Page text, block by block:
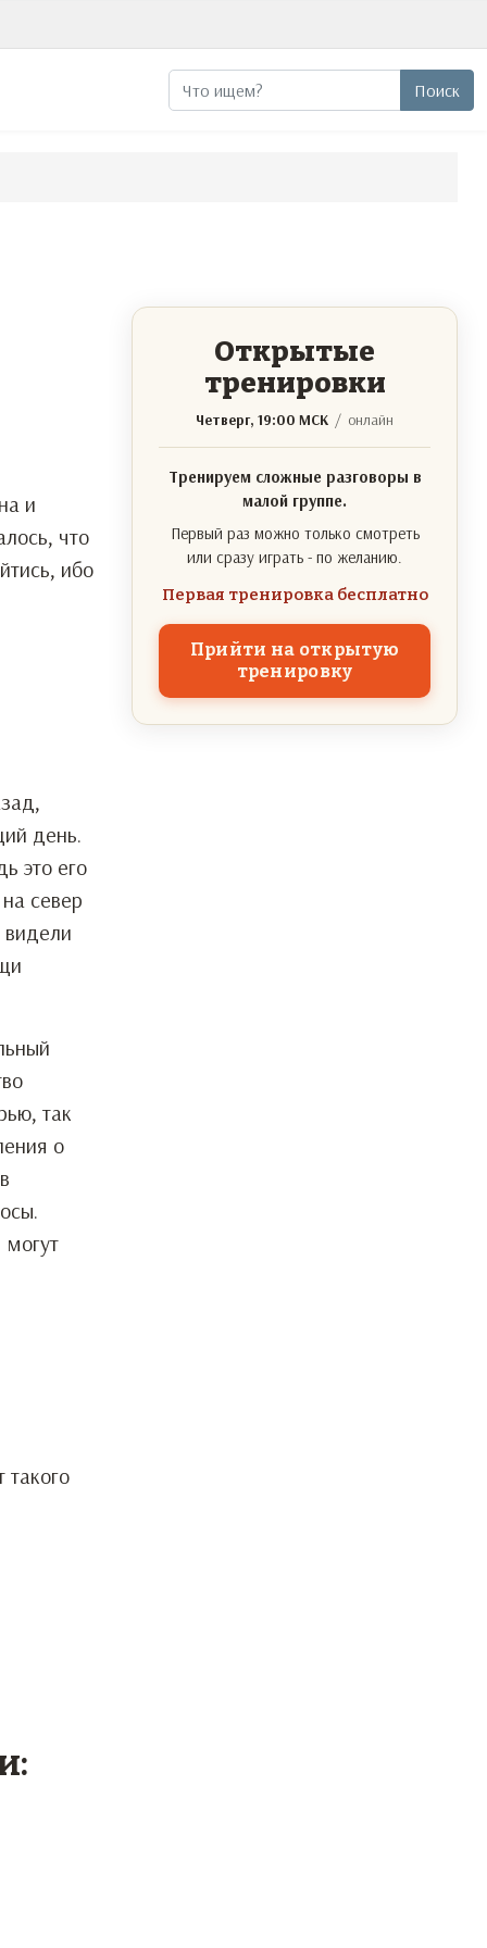
Поиск Поиск
и
что
ибо
день.
это его
север
видели
так
о
такого
Открытые
тренировки
Четверг, 19:00 МСК / онлайн
Тренируем сложные разговоры в
малой группе.
Первый раз можно только смотреть
или сразу играть - по желанию.
Первая тренировка бесплатно
Прийти на открытую
тренировку